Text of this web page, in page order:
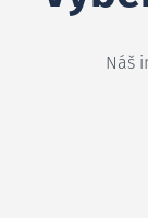
Náš